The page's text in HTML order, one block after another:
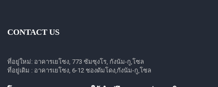
CONTACT US
ที่อยู่ใหม่: อาคารเยโซง, 773 ซัมซุงโร, กังนัม-กู,โซล
ที่อยู่เดิม : อาคารเยโซง, 6-12 ชองดัมโดง,กังนัม-กู,โซล